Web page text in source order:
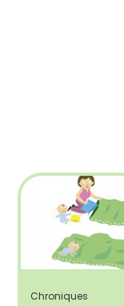
Chroniques